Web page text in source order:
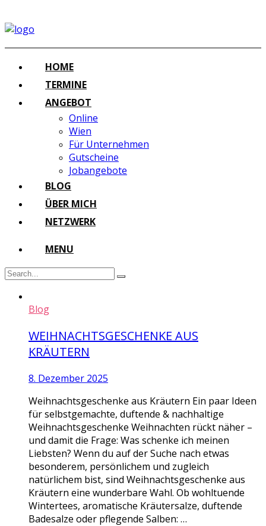
HOME
TERMINE
ANGEBOT
Online
Wien
Für Unternehmen
Gutscheine
Jobangebote
BLOG
ÜBER MICH
NETZWERK
MENU
Blog
WEIHNACHTSGESCHENKE AUS
KRÄUTERN
8. Dezember 2025
Weihnachtsgeschenke aus Kräutern Ein paar Ideen
für selbstgemachte, duftende & nachhaltige
Weihnachtsgeschenke Weihnachten rückt näher –
und damit die Frage: Was schenke ich meinen
Liebsten? Wenn du auf der Suche nach etwas
besonderem, persönlichem und zugleich
natürlichem bist, sind Weihnachtsgeschenke aus
Kräutern eine wunderbare Wahl. Ob wohltuende
Wintertees, aromatische Kräutersalze, duftende
Badesalze oder pflegende Salben: …